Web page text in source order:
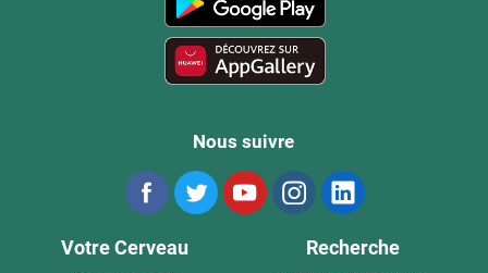
Nous suivre
Votre Cerveau Recherche